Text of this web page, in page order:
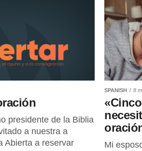
presidente de la Biblia
a nuestra a
Abierta a reservar
SPANISH 8
Mi